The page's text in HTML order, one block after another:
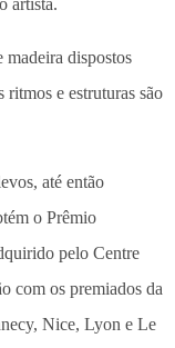
dispostos
ritmos e estruturas são
até então
o Prêmio
pelo Centre
com os premiados da
Nice, Lyon e Le